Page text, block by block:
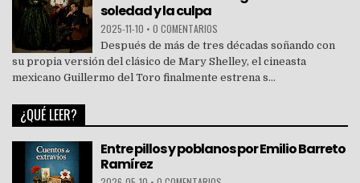
soledad y la culpa
2025-11-10 • 0 COMENTARIOS
Después de más de tres décadas soñando con
su propia versión del clásico de Mary Shelley, el cineasta
mexicano Guillermo del Toro finalmente estrena s...
¿QUÉ LEER?
Entre pillos y poblanos por Emilio Barreto
Ramírez